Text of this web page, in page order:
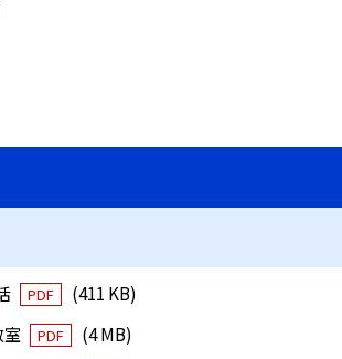
PDF
(411 KB)
PDF
(4 MB)